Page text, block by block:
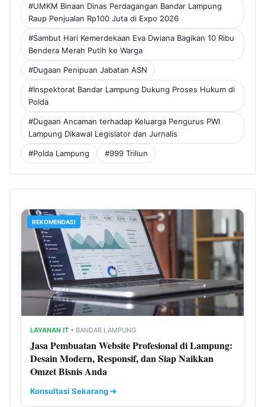
#UMKM Binaan Dinas Perdagangan Bandar Lampung
Raup Penjualan Rp100 Juta di Expo 2026
#Sambut Hari Kemerdekaan Eva Dwiana Bagikan 10 Ribu
Bendera Merah Putih ke Warga
#Dugaan Penipuan Jabatan ASN
#Inspektorat Bandar Lampung Dukung Proses Hukum di
Polda
#Dugaan Ancaman terhadap Keluarga Pengurus PWI
Lampung Dikawal Legislator dan Jurnalis
#Polda Lampung #999 Triliun
REKOMENDASI
LAYANAN IT • BANDAR LAMPUNG
Jasa Pembuatan Website Profesional di Lampung:
Desain Modern, Responsif, dan Siap Naikkan
Omzet Bisnis Anda
Konsultasi Sekarang ➔